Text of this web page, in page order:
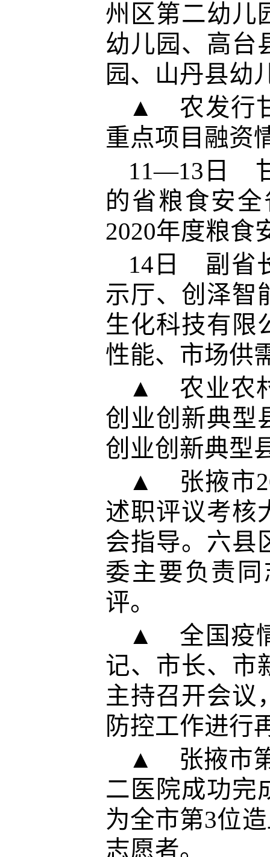
州区第二幼儿
幼儿园、高台
园、山丹县幼
▲ 农发行甘
重点项目融资
11—13日
的省粮食安
2020年度粮食
14日 副省
示厅、创泽智
生化科技有限
性能、市场供
▲ 农业农村
创业创新典型
创业创新典型
▲ 张掖市
述职评议考核
会指导。六县
委主要负责
评。
▲ 全国疫情
记、市长、市
主持召开会议
防控工作进行
▲ 张掖市第
二医院成功完
为全市第3位
志愿者。